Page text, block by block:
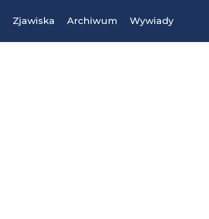
Zjawiska Archiwum Wywiady